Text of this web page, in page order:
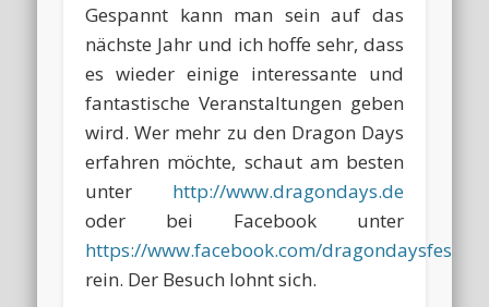
Gespannt kann man sein auf das
nächste Jahr und ich hoffe sehr, dass
es wieder einige interessante und
fantastische Veranstaltungen geben
wird. Wer mehr zu den Dragon Days
erfahren möchte, schaut am besten
unter http://www.dragondays.de
oder bei Facebook unter
https://www.facebook.com/dragondaysfestival
rein. Der Besuch lohnt sich.